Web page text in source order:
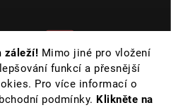
záleží! Mimo jiné pro vložení
funkcí a přesnější
Pro více informací o
podmínky. Klikněte na